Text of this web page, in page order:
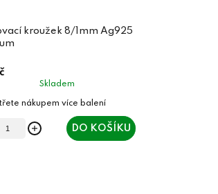
kroužek 8/1mm Ag925
Skladem
DO KOŠÍKU